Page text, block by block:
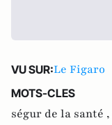
VU SUR:Le Figaro
MOTS-CLES
ségur de la santé ,